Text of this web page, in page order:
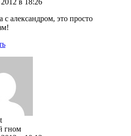
с александром, это просто
гном